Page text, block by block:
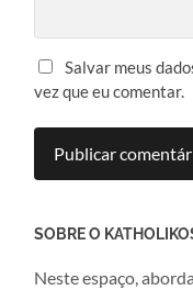
Salvar meus
vez que eu comentar.
SOBRE O
Neste espaço,